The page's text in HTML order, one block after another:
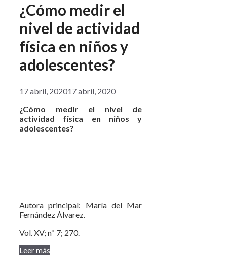
¿Cómo medir el
nivel de actividad
física en niños y
adolescentes?
17 abril, 202017 abril, 2020
¿Cómo medir el nivel de
actividad física en niños y
adolescentes?
Autora principal: María del Mar
Fernández Álvarez.
Vol. XV; nº 7; 270.
Leer más